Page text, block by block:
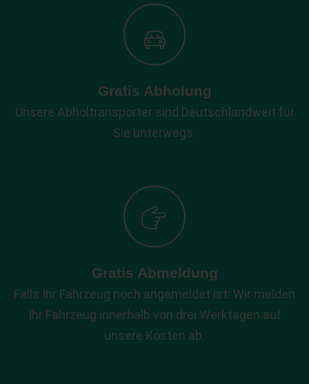
Gratis Abholung
Unsere Abholtransporter sind Deutschlandweit für
Sie unterwegs.
Gratis Abmeldung
Falls Ihr Fahrzeug noch angemeldet ist: Wir melden
Ihr Fahrzeug innerhalb von drei Werktagen auf
unsere Kosten ab.